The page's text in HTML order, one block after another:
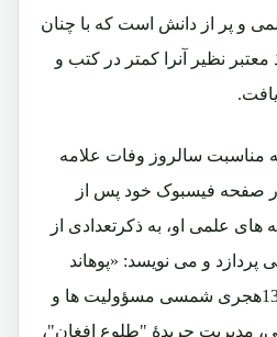
و پر از دانش است که با چنان
نظیر آنرا کمتر در کتب و
مناسبت سالروز وفات علامه
صفحه فیسبوک خود پس از
علمی او، به ذکرتعدادی از
پردازد و می نویسد: «پوهاند
حبیبی از سال 1304 تا 1363هجری شمسی مسؤولیت ها و
مدیریت جریدهٔ "طلوع افغان"،